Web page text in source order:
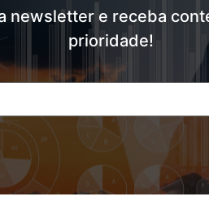
newsletter e receba
prioridade!